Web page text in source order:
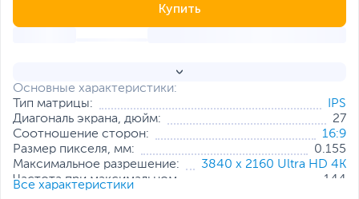
Основные характеристики:
Тип матрицы:
IPS
Диагональ экрана, дюйм:
27
Соотношение сторон:
16:9
Размер пикселя, мм:
0.155
Максимальное разрешение:
3840 x 2160 Ultra HD 4K
Частота при максимальном
144
Все характеристики
Купить